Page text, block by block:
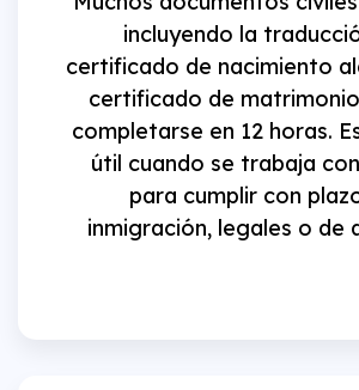
incluyendo la
certificado de nacimiento
certificado de
completarse en 12 horas.
útil cuando se trabaja
para cumplir con
inmigración, legales o de